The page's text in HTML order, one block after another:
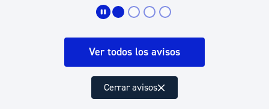
Ver todos los avisos
Cerrar avisos